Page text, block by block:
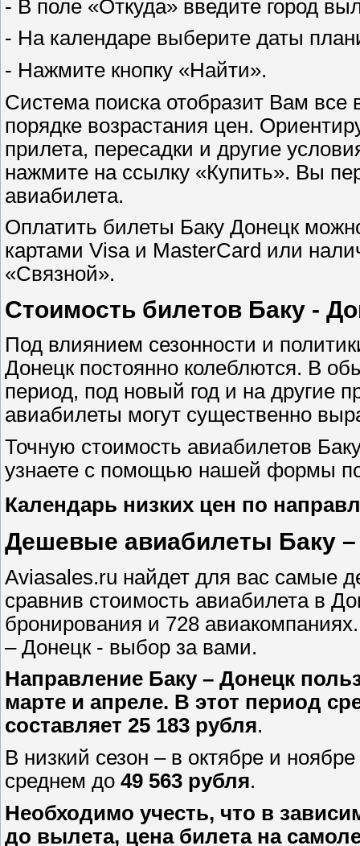
- В поле «Откуда» введите город
- На календаре выберите даты
- Нажмите кнопку «Найти».
Система поиска отобразит Вам
порядке возрастания цен.
прилета, пересадки и другие
нажмите на ссылку «Купить». Вы
авиабилета.
Оплатить билеты Баку Донецк
картами Visa и MasterCard или
«Связной».
Стоимость билетов Баку -
Под влиянием сезонности и
Донецк постоянно колеблются. В
период, под новый год и на другие
авиабилеты могут существенно
Точную стоимость авиабилетов
узнаете с помощью нашей формы
Календарь низких цен по
Дешевые авиабилеты Баку –
Aviasales.ru найдет для вас самые
сравнив стоимость авиабилета в
бронирования и 728
– Донецк - выбор за вами.
Направление Баку – Донецк
марте и апреле. В этот период
составляет 25 183 рубля.
В низкий сезон – в октябре и
среднем до 49 563 рубля.
Необходимо учесть, что в
до вылета, цена билета на